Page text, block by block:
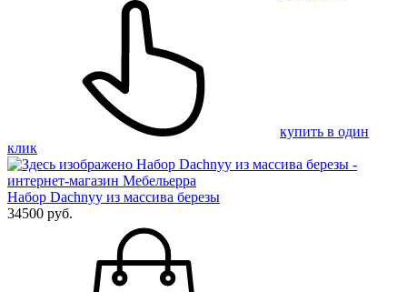
купить в один
клик
Набор Dachnyy из массива березы
34500 руб.